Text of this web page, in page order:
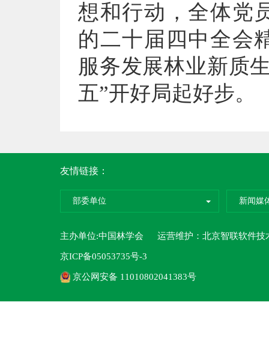
想和行动，全体党
的二十届四中全会
服务发展林业新质
五”开好局起好步。
友情链接：
部委单位 新闻媒
主办单位:中国林学会 运营维护： 北京智联软件技
京ICP备05053735号-3
京公网安备 11010802041383号